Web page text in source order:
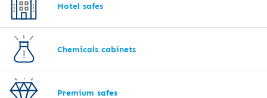
Hotel safes
Chemicals cabinets
Premium safes